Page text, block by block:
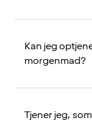
Kan jeg
morgenmad?
Tjener jeg,